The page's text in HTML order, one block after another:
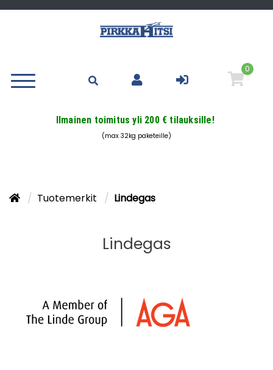
0
Ilmainen toimitus yli 200 € tilauksille!
(max 32kg paketeille)
Tuotemerkit Lindegas
Lindegas